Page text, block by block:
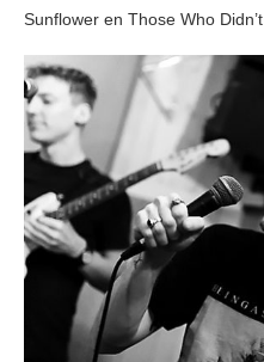
Sunflower en Those Who Didn’t